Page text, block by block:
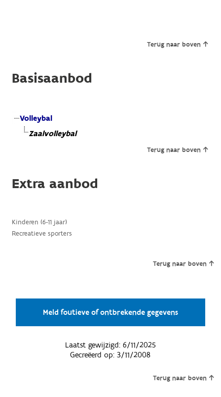
Terug naar boven
Basisaanbod
Volleybal
Zaalvolleybal
Terug naar boven
Extra aanbod
Kinderen (6-11 jaar)
Recreatieve sporters
Terug naar boven
Meld foutieve of ontbrekende gegevens
Laatst gewijzigd: 6/11/2025
Gecreëerd op:3/11/2008
Terug naar boven